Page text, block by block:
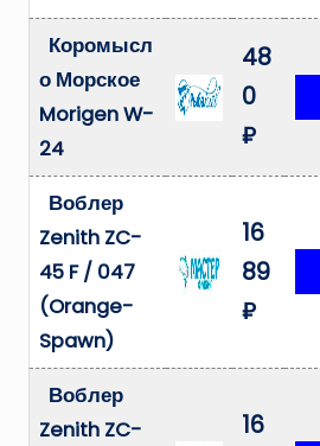
Коромысл
о Морское
Morigen W-
24
48
0
₽
Воблер
Zenith ZC-
45 F / 047
(Orange-
Spawn)
16
89
₽
Воблер
Zenith ZC-
16